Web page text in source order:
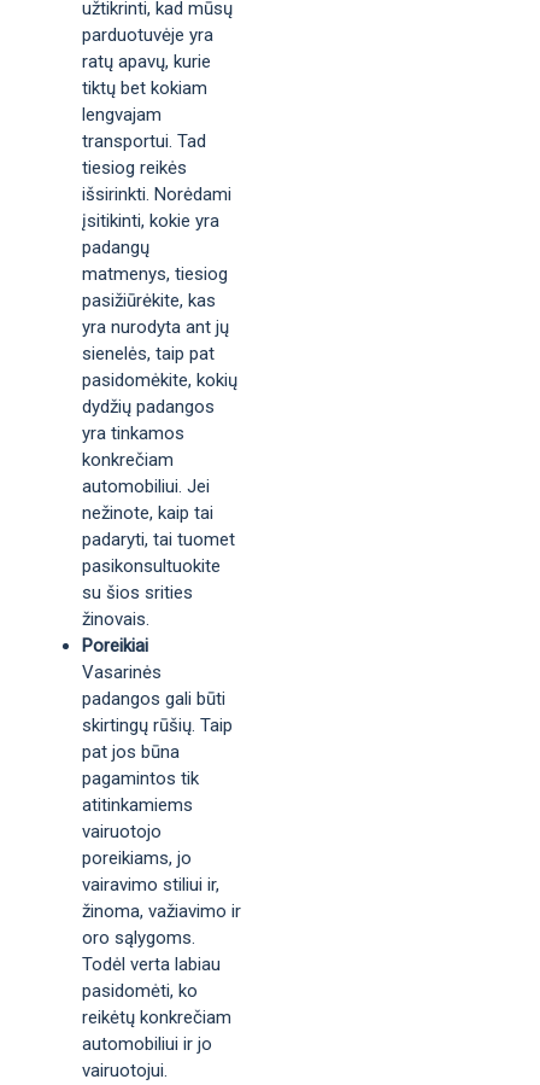
užtikrinti, kad mūsų
parduotuvėje yra
ratų apavų, kurie
tiktų bet kokiam
lengvajam
transportui. Tad
tiesiog reikės
išsirinkti. Norėdami
įsitikinti, kokie yra
padangų
matmenys, tiesiog
pasižiūrėkite, kas
yra nurodyta ant jų
sienelės, taip pat
pasidomėkite, kokių
dydžių padangos
yra tinkamos
konkrečiam
automobiliui. Jei
nežinote, kaip tai
padaryti, tai tuomet
pasikonsultuokite
su šios srities
žinovais.
Poreikiai
Vasarinės
padangos gali būti
skirtingų rūšių. Taip
pat jos būna
pagamintos tik
atitinkamiems
vairuotojo
poreikiams, jo
vairavimo stiliui ir,
žinoma, važiavimo ir
oro sąlygoms.
Todėl verta labiau
pasidomėti, ko
reikėtų konkrečiam
automobiliui ir jo
vairuotojui.